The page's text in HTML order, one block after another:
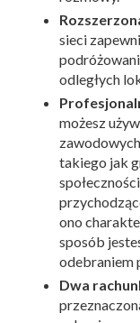
sieci
odległych
możesz
takiego jak
ono
sposób
odebraniem
Dwa